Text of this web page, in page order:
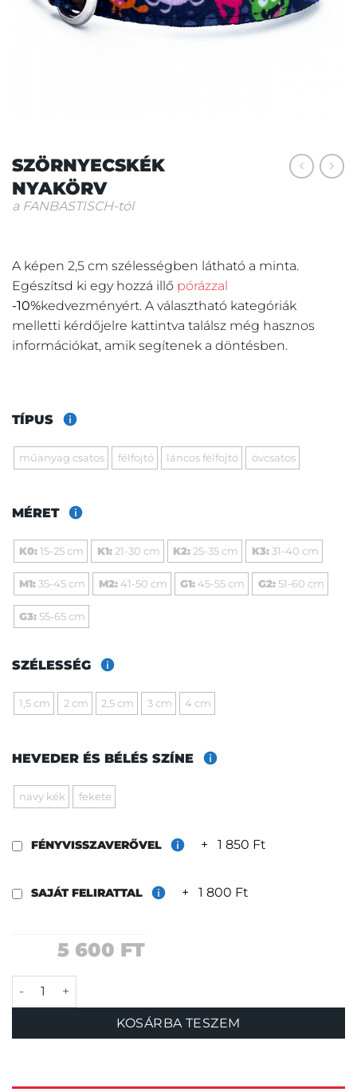
SZÖRNYECSKÉK
NYAKÖRV
a FANBASTISCH-tól
A képen 2,5 cm szélességben látható a minta.
Egészítsd ki egy hozzá illő pórázzal
-10%kedvezményért. A választható kategóriák
melletti kérdőjelre kattintva találsz még hasznos
információkat, amik segítenek a döntésben.
TÍPUS
műanyag csatos félfojtó láncos félfojtó övcsatos
MÉRET
K0:15-25 cm K1:21-30 cm K2: 25-35 cm K3:31-40 cm
M1:35-45 cm M2:41-50 cm G1: 45-55 cm G2:51-60 cm
G3:55-65 cm
SZÉLESSÉG
1,5 cm 2 cm 2,5 cm 3 cm 4 cm
HEVEDER ÉS BÉLÉS SZÍNE
navy kék fekete
FÉNYVISSZAVERŐVEL + 1 850 Ft
SAJÁT FELIRATTAL + 1 800 Ft
5 600 FT
Szörnyecskék nyakörv mennyiség
KOSÁRBA TESZEM